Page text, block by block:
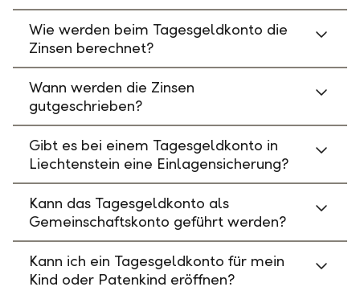
Wie werden beim Tagesgeldkonto die
Zinsen berechnet?
Wann werden die Zinsen
gutgeschrieben?
Gibt es bei einem Tagesgeldkonto in
Liechtenstein eine Einlagensicherung?
Kann das Tagesgeldkonto als
Gemeinschaftskonto geführt werden?
Kann ich ein Tagesgeldkonto für mein
Kind oder Patenkind eröffnen?